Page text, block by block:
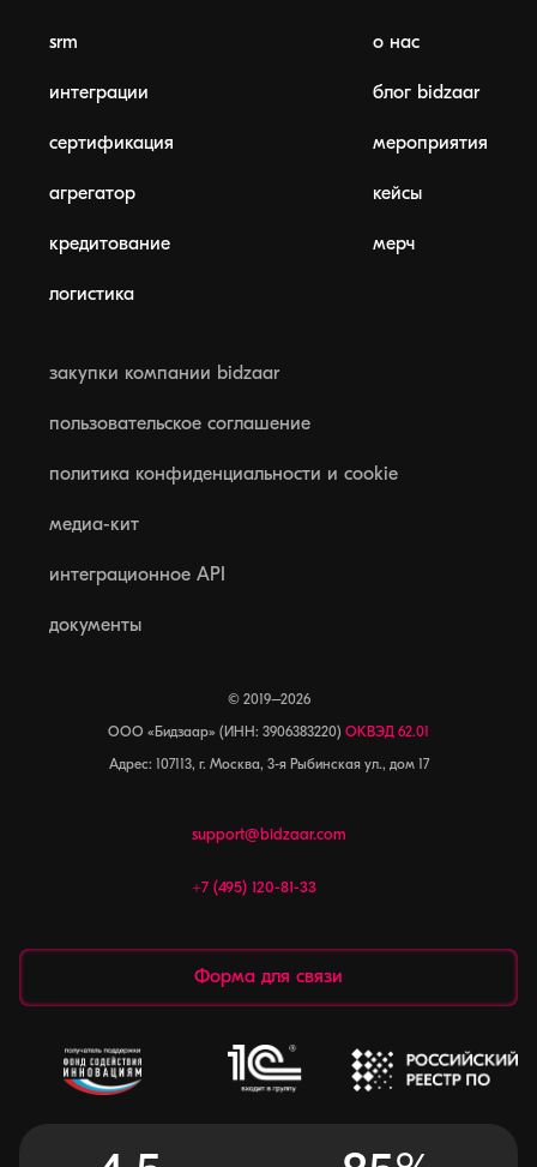
srm
интеграции
сертификация
агрегатор
кредитование
логистика
о нас
блог bidzaar
мероприятия
кейсы
мерч
закупки компании bidzaar
пользовательское соглашение
политика конфиденциальности и cookie
медиа-кит
интеграционное API
документы
© 2019–2026
ООО «Бидзаар» (ИНН: 3906383220) ОКВЭД 62.01
Адрес: 107113, г. Москва, 3-я Рыбинская ул., дом 17
support@bidzaar.com
+7 (495) 120-81-33
Форма для связи